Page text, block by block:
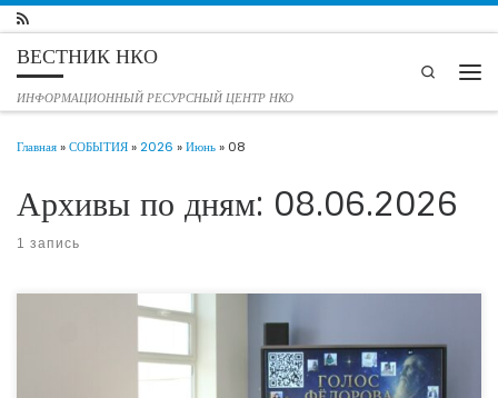
Перейти к содержимому
ВЕСТНИК НКО
ИНФОРМАЦИОННЫЙ РЕСУРСНЫЙ ЦЕНТР НКО
Search
Главная»СОБЫТИЯ»2026 »Июнь» 08
Архивы по дням: 08.06.2026
1 запись